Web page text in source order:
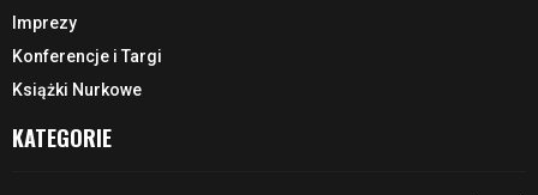
Imprezy
Konferencje i Targi
Książki Nurkowe
KATEGORIE